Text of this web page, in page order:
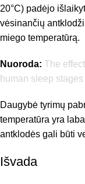
20°C) padėjo
vėsinančių
miego temperatūrą.
Nuoroda:
The
human sleep stages
Daugybė tyrimų
temperatūra yra
antklodės gali būti
Išvada